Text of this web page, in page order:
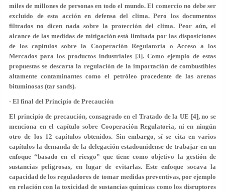
miles de millones de personas en todo el mundo. El comercio no debe ser
excluido de esta acción en defensa del clima. Pero los documentos
filtrados no dicen nada sobre la protección del clima. Peor aún, el
alcance de las medidas de mitigación está limitada por las disposiciones
de los capítulos sobre la Cooperación Regulatoria o Acceso a los
Mercados para los productos industriales [3]. Como ejemplo de estas
propuestas se descarta la regulación de la importación de combustibles
altamente contaminantes como el petróleo procedente de las arenas
bituminosas (tar sands).
- El final del Principio de Precaución
El principio de precaución, consagrado en el Tratado de la UE [4], no se
menciona en el capítulo sobre Cooperación Regulatoria, ni en ningún
otro de los 12 capítulos obtenidos. Sin embargo, sí se cita en varios
capítulos la demanda de la delegación estadounidense de trabajar en un
enfoque “basado en el riesgo” que tiene como objetivo la gestión de
sustancias peligrosas, en lugar de evitarlas. Este enfoque socava la
capacidad de los reguladores de tomar medidas preventivas, por ejemplo
en relación con la toxicidad de sustancias químicas como los disruptores